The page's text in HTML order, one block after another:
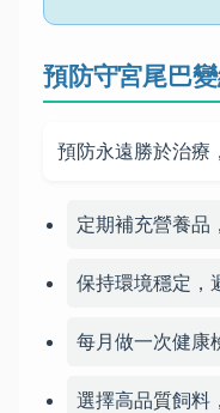
預防守宮尾巴
預防永遠勝於治療
定期補充營養品
保持環境穩定，
每月做一次健康
選擇高品質飼料